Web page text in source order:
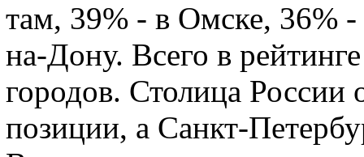
там, 39% - в Омске, 36% -
на-Дону. Всего в
городов. Столица России
позиции, а Санкт-